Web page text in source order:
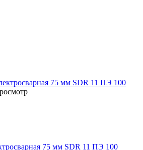
75 мм SDR 11 ПЭ 100